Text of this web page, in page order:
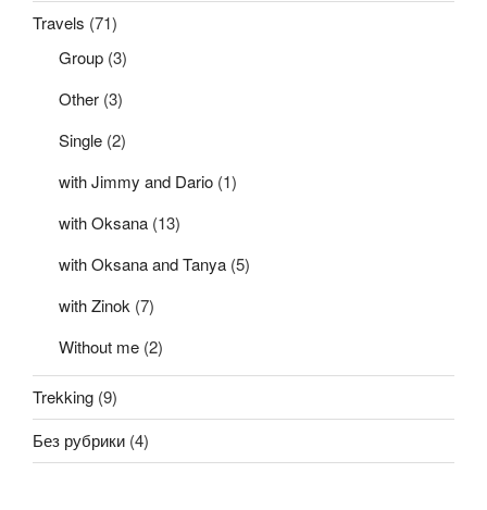
Travels (71)
Group (3)
Other (3)
Single (2)
with Jimmy and Dario (1)
with Oksana (13)
with Oksana and Tanya (5)
with Zinok (7)
Without me (2)
Trekking (9)
Без рубрики (4)